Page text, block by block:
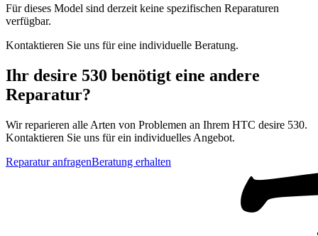
Für dieses Model sind derzeit keine spezifischen Reparaturen
verfügbar.
Kontaktieren Sie uns für eine individuelle Beratung.
Ihr desire 530 benötigt eine andere
Reparatur?
Wir reparieren alle Arten von Problemen an Ihrem HTC desire 530.
Kontaktieren Sie uns für ein individuelles Angebot.
Reparatur anfragenBeratung erhalten